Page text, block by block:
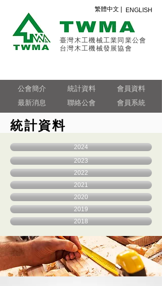
繁體中文 | ENGLISH
臺灣木工機械工業同業公會
台灣木工機械發展協會
公會簡介
最新消息
統計資料
聯絡公會
會員資料
會員系統
統計資料
2024
2023
2022
2021
2020
2019
2018